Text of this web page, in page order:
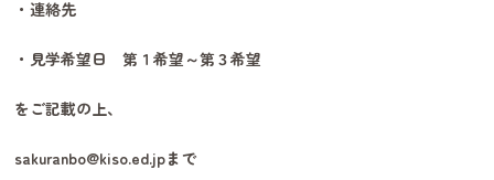
・連絡先
・見学希望日 第１希望～第３希望
をご記載の上、
sakuranbo@kiso.ed.jpまで